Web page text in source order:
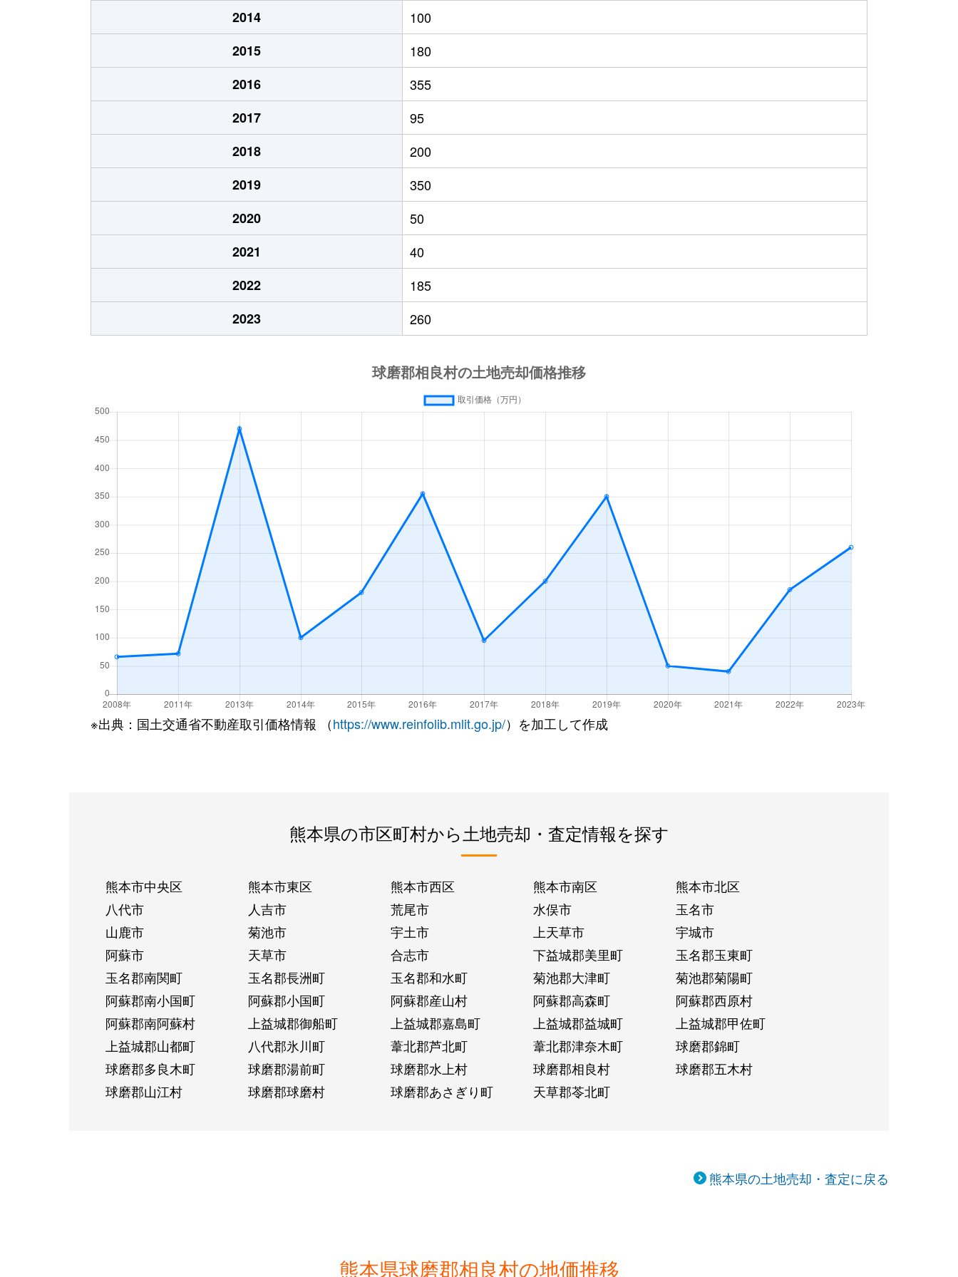
2014
100
2015
180
2016
355
2017
95
2018
200
2019
350
2020
50
2021
40
2022
185
2023
260
※出典：国土交通省不動産取引価格情報 （https://www.reinfolib.mlit.go.jp/）を加工して作成
熊本県の市区町村から土地売却・査定情報を探す
熊本市中央区 熊本市東区 熊本市西区 熊本市南区
熊本市北区
八代市
人吉市 荒尾市 水俣市
玉名市
山鹿市
菊池市 宇土市 上天草市
宇城市
阿蘇市
天草市 合志市 下益城郡美里町
玉名郡玉東町
玉名郡南関町
玉名郡長洲町 玉名郡和水町 菊池郡大津町
菊池郡菊陽町
阿蘇郡南小国町
阿蘇郡小国町 阿蘇郡産山村 阿蘇郡高森町
阿蘇郡西原村
阿蘇郡南阿蘇村
上益城郡御船町 上益城郡嘉島町 上益城郡益城町
上益城郡甲佐町
上益城郡山都町
八代郡氷川町 葦北郡芦北町 葦北郡津奈木町
球磨郡錦町
球磨郡多良木町
球磨郡湯前町 球磨郡水上村 球磨郡相良村
球磨郡五木村
球磨郡山江村
球磨郡球磨村 球磨郡あさぎり町 天草郡苓北町
熊本県の土地売却・査定に戻る
熊本県球磨郡相良村の地価推移